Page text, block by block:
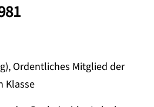
Ordentliches Mitglied der
Klasse